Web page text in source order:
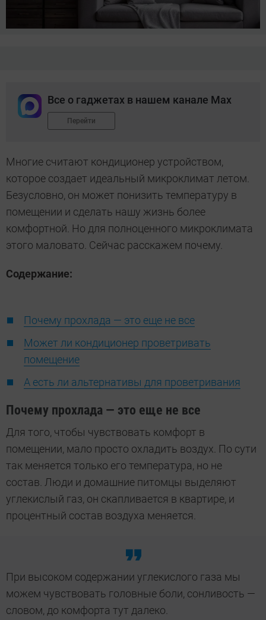
Все о гаджетах в нашем канале Max
Перейти
Многие считают кондиционер устройством,
которое создает идеальный микроклимат летом.
Безусловно, он может понизить температуру в
помещении и сделать нашу жизнь более
комфортной. Но для полноценного микроклимата
этого маловато. Сейчас расскажем почему.
Содержание:
Почему прохлада — это еще не все
Может ли кондиционер проветривать
помещение
А есть ли альтернативы для проветривания
Почему прохлада — это еще не все
Для того, чтобы чувствовать комфорт в
помещении, мало просто охладить воздух. По сути
так меняется только его температура, но не
состав. Люди и домашние питомцы выделяют
углекислый газ, он скапливается в квартире, и
процентный состав воздуха меняется.
При высоком содержании углекислого газа мы
можем чувствовать головные боли, сонливость —
словом, до комфорта тут далеко.